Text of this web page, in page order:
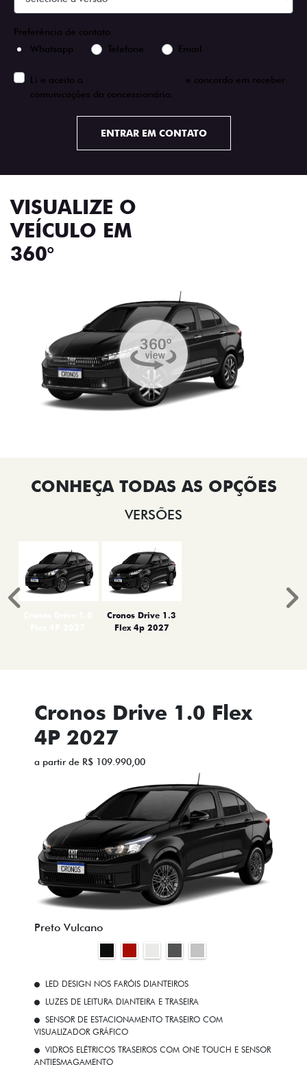
Preferência de contato:
Whatsapp
Telefone Email
Li e aceito a
e concordo em receber
comunicações da concessionária.
ENTRAR EM CONTATO
VISUALIZE O
VEÍCULO EM
360°
VERSÕES
Cronos Drive 1.3
Flex 4p 2027
Anterior
Cronos Drive 1.0 Flex
4P 2027
a partir de R$ 109.990,00
Preto Vulcano
LED DESIGN NOS FARÓIS DIANTEIROS
LUZES DE LEITURA DIANTEIRA E TRASEIRA
SENSOR DE ESTACIONAMENTO TRASEIRO COM
VISUALIZADOR GRÁFICO
VIDROS ELÉTRICOS TRASEIROS COM ONE TOUCH E SENSOR
ANTIESMAGAMENTO